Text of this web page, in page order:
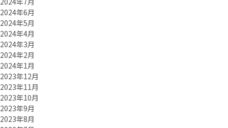
2024年6月
2024年5月
2024年4月
2024年3月
2024年2月
2024年1月
2023年12月
2023年11月
2023年10月
2023年9月
2023年8月